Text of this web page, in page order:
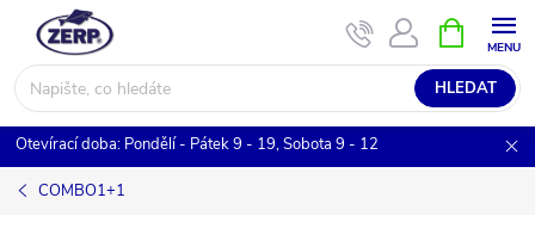
obsah
HLEDAT
NÁKUPNÍ
KOŠÍK
Otevírací doba: Pondělí - Pátek 9 - 19, Sobota 9 - 12
COMBO1+1